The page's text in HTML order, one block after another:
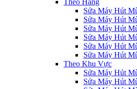
Theo Hãng
Sửa Máy Hút
Sửa Máy Hút
Sửa Máy Hút
Sửa Máy Hút
Sửa Máy Hút
Sửa Máy Hút
Theo Khu Vực
Sửa Máy Hút
Sửa Máy Hút